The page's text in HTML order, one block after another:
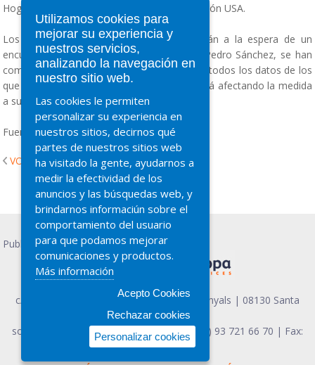
Hogan, con representantes de la administración USA.
Los integrantes de la Plataforma, que están a la espera de un
encuentro con el presidente del Gobierno, Pedro Sánchez, se han
comprometido a facilitar a la Administración todos los datos de los
que disponen hasta la fecha sobre cómo está afectando la medida
a sus sectores.
Fuente:Interempresas
VOLVER
Publicidad PRESCO
c/ Guifré el Pilós, 3 Nave 5, Pol. Ind. Can Vinyals | 08130 Santa
Perpetua - Barcelona
soapa@soapaeuropa.com
| Teléfono (+34) 93 721 66 70 | Fax:
(+34) 93 721 21 92
Utilizamos cookies para
mejorar su experiencia y
nuestros servicios,
analizando la navegación en
nuestro sitio web.
Las cookies le permiten
personalizar su experiencia en
nuestros sitios, decirnos qué
partes de nuestros sitios web
ha visitado la gente, ayudarnos a
medir la efectividad de los
anuncios y las búsquedas web, y
brindarnos informaciún sobre el
comportamiento del usuario
para que podamos mejorar
comunicaciones y productos.
Más información
Acepto Cookies
Rechazar cookies
Personalizar cookies